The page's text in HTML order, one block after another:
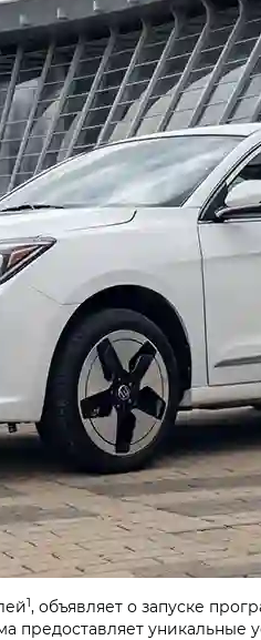
1, объявляет о запуске
предоставляет